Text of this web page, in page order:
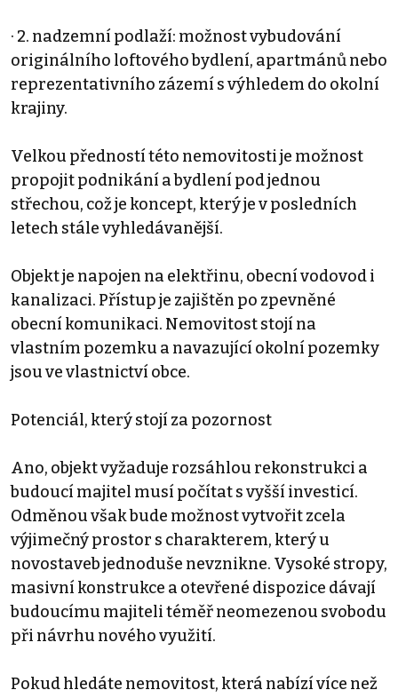
· 2. nadzemní podlaží: možnost vybudování
originálního loftového bydlení, apartmánů nebo
reprezentativního zázemí s výhledem do okolní
krajiny.
Velkou předností této nemovitosti je možnost
propojit podnikání a bydlení pod jednou
střechou, což je koncept, který je v posledních
letech stále vyhledávanější.
Objekt je napojen na elektřinu, obecní vodovod i
kanalizaci. Přístup je zajištěn po zpevněné
obecní komunikaci. Nemovitost stojí na
vlastním pozemku a navazující okolní pozemky
jsou ve vlastnictví obce.
Potenciál, který stojí za pozornost
Ano, objekt vyžaduje rozsáhlou rekonstrukci a
budoucí majitel musí počítat s vyšší investicí.
Odměnou však bude možnost vytvořit zcela
výjimečný prostor s charakterem, který u
novostaveb jednoduše nevznikne. Vysoké stropy,
masivní konstrukce a otevřené dispozice dávají
budoucímu majiteli téměř neomezenou svobodu
při návrhu nového využití.
Pokud hledáte nemovitost, která nabízí více než